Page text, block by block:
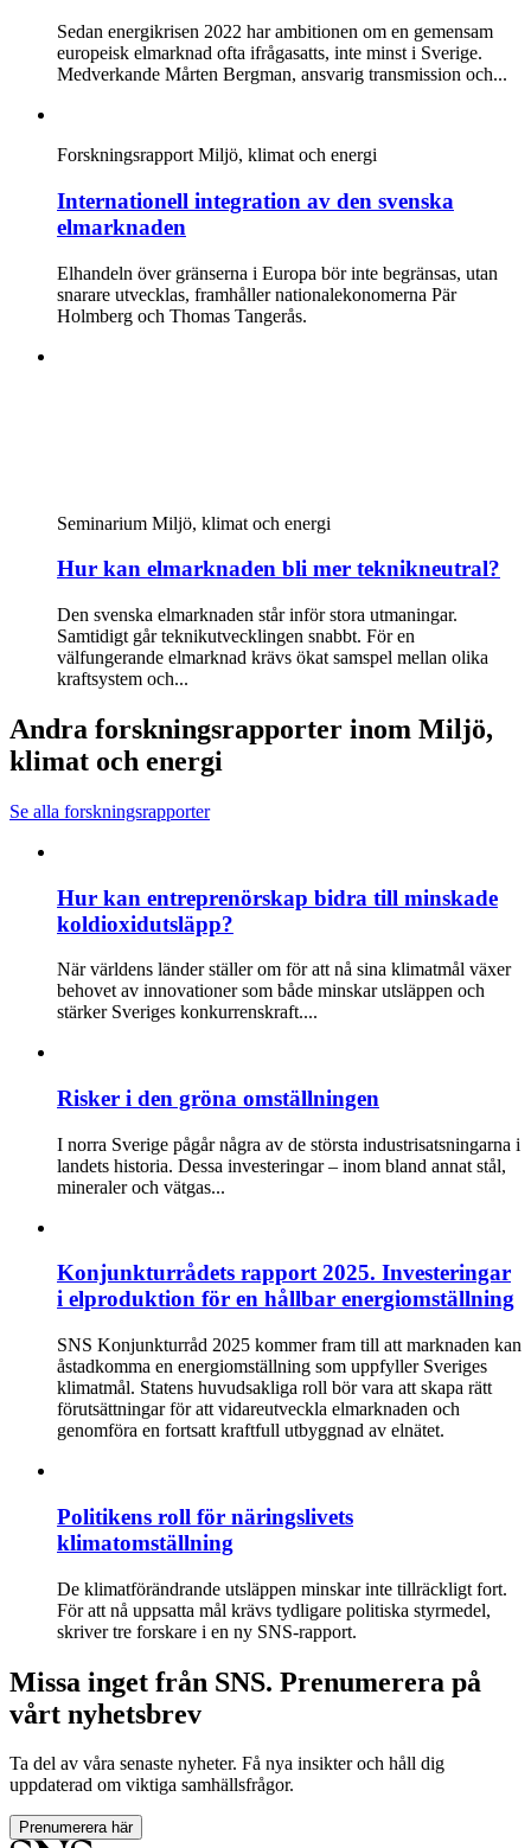
Sedan energikrisen 2022 har ambitionen om en gemensam
europeisk elmarknad ofta ifrågasatts, inte minst i Sverige.
Medverkande Mårten Bergman, ansvarig transmission och...
Forskningsrapport Miljö, klimat och energi
Internationell integration av den svenska
elmarknaden
Elhandeln över gränserna i Europa bör inte begränsas, utan
snarare utvecklas, framhåller nationalekonomerna Pär
Holmberg och Thomas Tangerås.
Seminarium Miljö, klimat och energi
Hur kan elmarknaden bli mer teknikneutral?
Den svenska elmarknaden står inför stora utmaningar.
Samtidigt går teknikutvecklingen snabbt. För en
välfungerande elmarknad krävs ökat samspel mellan olika
kraftsystem och...
Andra forskningsrapporter inom Miljö,
klimat och energi
Se alla forskningsrapporter
Hur kan entreprenörskap bidra till minskade
koldioxidutsläpp?
När världens länder ställer om för att nå sina klimatmål växer
behovet av innovationer som både minskar utsläppen och
stärker Sveriges konkurrenskraft....
Risker i den gröna omställningen
I norra Sverige pågår några av de största industrisatsningarna i
landets historia. Dessa investeringar – inom bland annat stål,
mineraler och vätgas...
Konjunkturrådets rapport 2025. Investeringar
i elproduktion för en hållbar energiomställning
SNS Konjunkturråd 2025 kommer fram till att marknaden kan
åstadkomma en energiomställning som uppfyller Sveriges
klimatmål. Statens huvudsakliga roll bör vara att skapa rätt
förutsättningar för att vidareutveckla elmarknaden och
genomföra en fortsatt kraftfull utbyggnad av elnätet.
Politikens roll för näringslivets
klimatomställning
De klimatförändrande utsläppen minskar inte tillräckligt fort.
För att nå uppsatta mål krävs tydligare politiska styrmedel,
skriver tre forskare i en ny SNS-rapport.
Missa inget från SNS. Prenumerera på
vårt nyhetsbrev
Ta del av våra senaste nyheter. Få nya insikter och håll dig
uppdaterad om viktiga samhällsfrågor.
Prenumerera här